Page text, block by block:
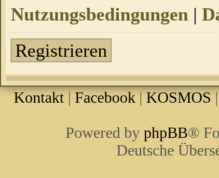
Nutzungsbedingungen |
Registrieren
Kontakt | Facebook | KOSMOS
Powered by phpBB®
Deutsche